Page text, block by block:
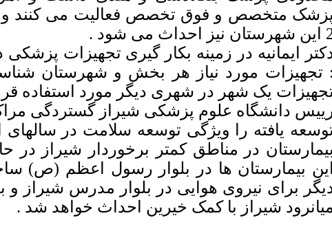
پزشک متخصص و فوق تخصص فعالیت می کنند و
احداث می شود .
ایمانیه در زمینه بکار گیری تجهیزات
: تجهیزات مورد نیاز هر بخش و شهرستان
یک شهر در شهری دیگر مورد استفاده
دانشگاه علوم پزشکی شیراز گستردگی
یافته را ویژگی توسعه سلامت در
بیمارستان در مناطق کمتر برخوردار شیراز
این بیمارستان ها در بلوار رسول اعظم (ص)
برای نیروی هوایی در بلوار مدرس شیراز
میانرود شیراز با کمک خیرین احداث خواهد شد .